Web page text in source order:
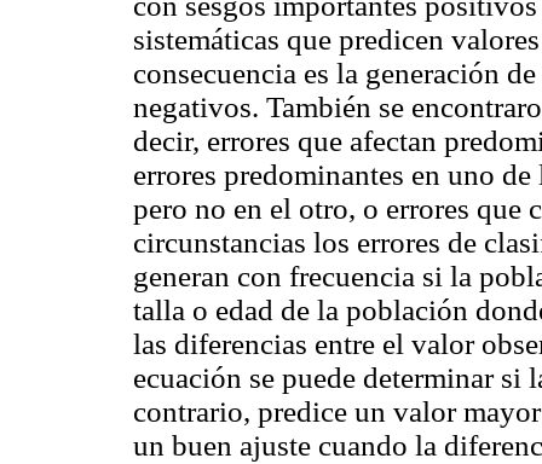
sistemáticas que predicen
consecuencia es la generación
negativos. También se
decir, errores que afectan
errores predominantes en uno
pero no en el otro, o errores que
circunstancias los errores de
generan con frecuencia si la
talla o edad de la población
las diferencias entre el valor
ecuación se puede determinar si
contrario, predice un valor
un buen ajuste cuando la